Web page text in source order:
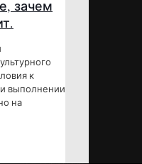
зачем
к
выполнении
на